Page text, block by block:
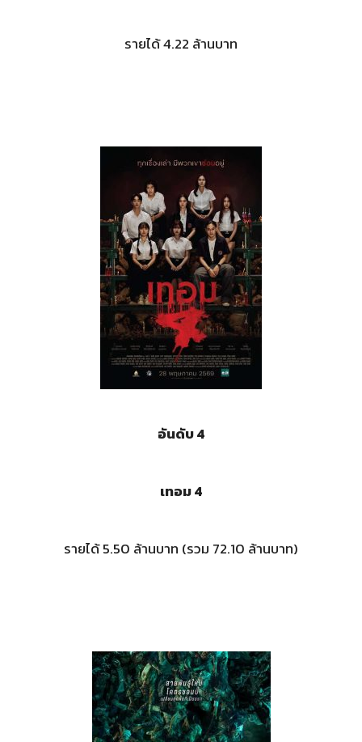
รายได้ 4.22 ล้านบาท
อันดับ 4
เทอม 4
รายได้ 5.50 ล้านบาท (รวม 72.10 ล้านบาท)